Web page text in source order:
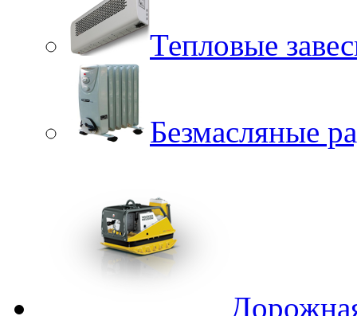
Тепловые
Безмасляные